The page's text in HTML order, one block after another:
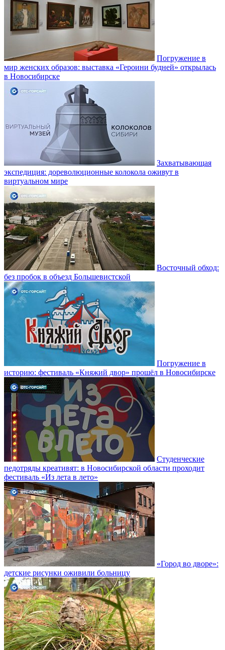
Погружение в
мир женских образов: выставка «Героини будней» открылась
в Новосибирске
Захватывающая
экспедиция: дореволюционные колокола оживут в
виртуальном мире
Восточный обход:
без пробок в объезд Большевистской
Погружение в
историю: фестиваль «Княжий двор» прошёл в Новосибирске
Студенческие
педотряды креативят: в Новосибирской области проходит
фестиваль «Из лета в лето»
«Город во дворе»:
детские рисунки оживили больницу